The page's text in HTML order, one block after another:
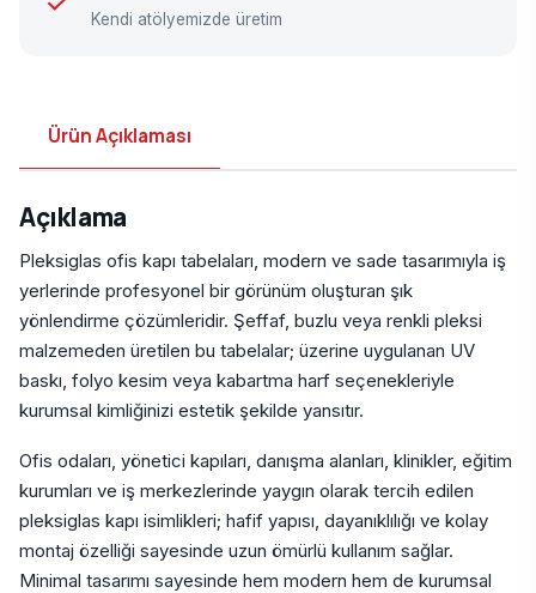
Kendi atölyemizde üretim
Ürün Açıklaması
Açıklama
Pleksiglas ofis kapı tabelaları, modern ve sade tasarımıyla iş
yerlerinde profesyonel bir görünüm oluşturan şık
yönlendirme çözümleridir. Şeffaf, buzlu veya renkli pleksi
malzemeden üretilen bu tabelalar; üzerine uygulanan UV
baskı, folyo kesim veya kabartma harf seçenekleriyle
kurumsal kimliğinizi estetik şekilde yansıtır.
Ofis odaları, yönetici kapıları, danışma alanları, klinikler, eğitim
kurumları ve iş merkezlerinde yaygın olarak tercih edilen
pleksiglas kapı isimlikleri; hafif yapısı, dayanıklılığı ve kolay
montaj özelliği sayesinde uzun ömürlü kullanım sağlar.
Minimal tasarımı sayesinde hem modern hem de kurumsal